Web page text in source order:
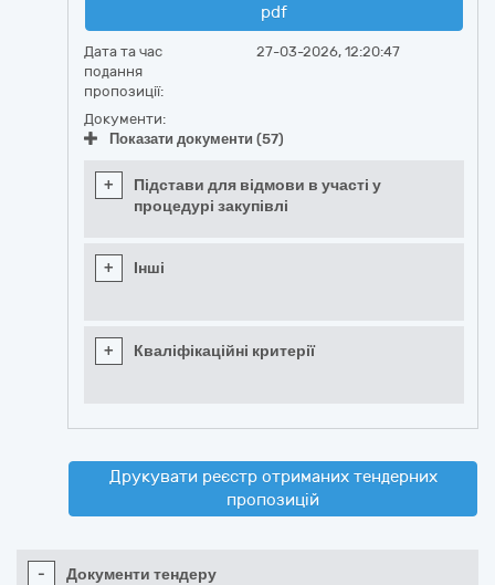
pdf
Дата та час
подання
пропозиції:
27-03-2026, 12:20:47
Документи:
Показати документи (57)
+
Підстави для відмови в участі у
процедурі закупівлі
+ Інші
+ Кваліфікаційні критерії
Друкувати реєстр отриманих тендерних
пропозицій
- Документи тендеру